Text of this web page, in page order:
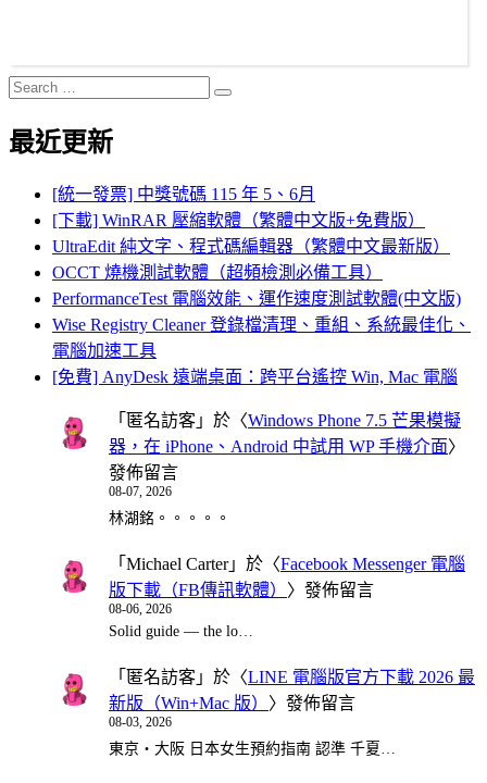
Search
for:
Search
最近更新
[統一發票] 中獎號碼 115 年 5、6月
[下載] WinRAR 壓縮軟體（繁體中文版+免費版）
UltraEdit 純文字、程式碼編輯器（繁體中文最新版）
OCCT 燒機測試軟體（超頻檢測必備工具）
PerformanceTest 電腦效能、運作速度測試軟體(中文版)
Wise Registry Cleaner 登錄檔清理、重組、系統最佳化、
電腦加速工具
[免費] AnyDesk 遠端桌面：跨平台遙控 Win, Mac 電腦
「 匿名訪客 」於〈Windows Phone 7.5 芒果模擬
器，在 iPhone、Android 中試用 WP 手機介面〉
發佈留言
08-07, 2026
林湖銘。。。。。
「 Michael Carter」於〈Facebook Messenger 電腦
版下載（FB傳訊軟體） 〉發佈留言
08-06, 2026
Solid guide — the lo…
「 匿名訪客 」於〈LINE 電腦版官方下載 2026 最
新版（Win+Mac 版） 〉發佈留言
08-03, 2026
東京・大阪 日本女生預約指南 認準 千夏…